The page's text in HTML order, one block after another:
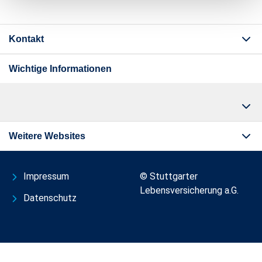
Kontakt
Wichtige Informationen
Weitere Websites
Impressum
Datenschutz
© Stuttgarter
Lebensversicherung a.G.